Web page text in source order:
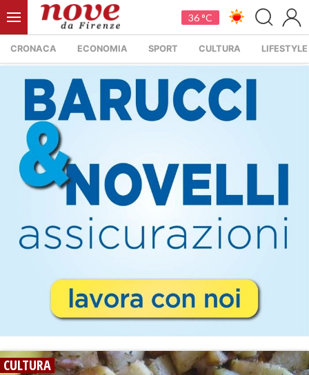
36 °C
CRONACA ECONOMIA SPORT CULTURA LIFESTYLE
CULTURA